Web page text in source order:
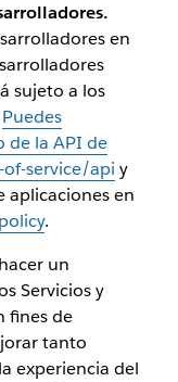
en
sujeto a los
Puedes
de la API de
service/api y
aplicaciones en
.
un
Servicios y
fines de
tanto
experiencia del